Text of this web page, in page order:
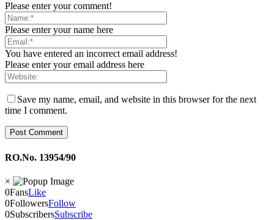
Please enter your comment!
Please enter your name here
You have entered an incorrect email address!
Please enter your email address here
Save my name, email, and website in this browser for the next
time I comment.
RO.No. 13954/90
×
0FansLike
0FollowersFollow
0SubscribersSubscribe